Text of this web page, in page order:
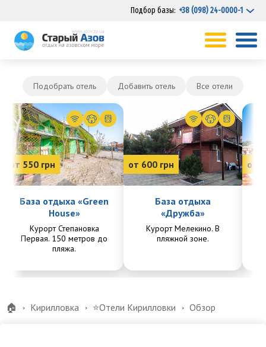
Подбор базы: +38 (098) 24-0000-1
Подобрать отель Добавить отель Все отели
от 550 грн
База отдыха «Green
House»
Курорт Степановка
Первая. 150 метров до
пляжа.
от 600 грн
База отдыха
«Дружба»
Курорт Мелекино. В
пляжной зоне.
от
🏠 Кирилловка ⭐Отели Кирилловки Обзор